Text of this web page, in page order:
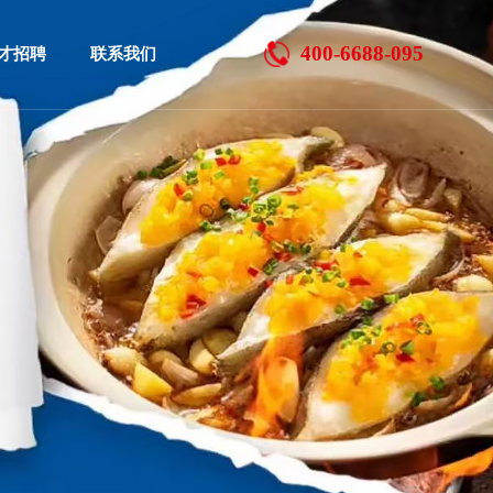
人才招聘 联系我们 400-6688-095